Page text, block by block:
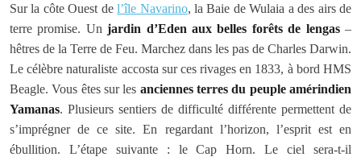
Sur la côte Ouest del’île Navarino, la Baie de Wulaia a des airs de
terre promise. Unjardin d’Eden aux belles forêts de lengas–
hêtres de la Terre de Feu. Marchez dans les pas de Charles Darwin.
Le célèbre naturaliste accosta sur ces rivages en 1833, à bord HMS
Beagle. Vous êtes sur les anciennes terres du peuple amérindien
Yamanas. Plusieurs sentiers de difficulté différente permettent de
s’imprégner de ce site. En regardant l’horizon, l’esprit est en
ébullition. L’étape suivante : le Cap Horn. Le ciel sera-t-il